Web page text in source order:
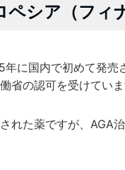
シア（フィ
に国内で初めて発売
省の認可を受けていま
れた薬ですが、AGA